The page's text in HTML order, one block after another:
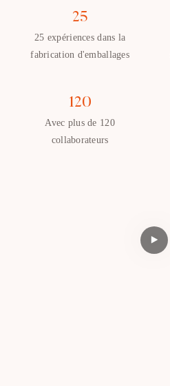
25
25 expériences dans la
fabrication d'emballages
120
Avec plus de 120
collaborateurs